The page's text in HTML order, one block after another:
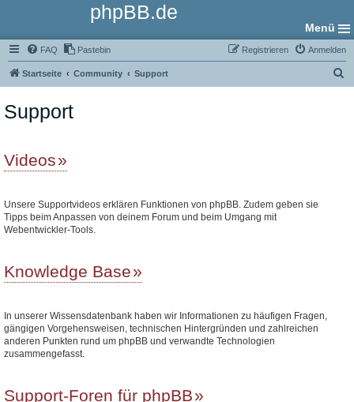
phpBB.de
Menü
FAQ Pastebin Anmelden
Registrieren
Startseite Community Support
Support
Videos
Unsere Supportvideos erklären Funktionen von phpBB. Zudem geben sie
Tipps beim Anpassen von deinem Forum und beim Umgang mit
Webentwickler-Tools.
Knowledge Base
In unserer Wissensdatenbank haben wir Informationen zu häufigen Fragen,
gängigen Vorgehensweisen, technischen Hintergründen und zahlreichen
anderen Punkten rund um phpBB und verwandte Technologien
zusammengefasst.
Support-Foren für phpBB